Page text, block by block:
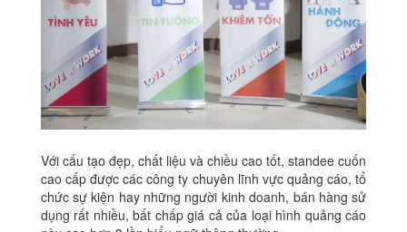
Với cấu tạo đẹp, chất liệu và chiều cao tốt, standee cuốn
cao cấp được các công ty chuyên lĩnh vực quảng cáo, tổ
chức sự kiện hay những người kinh doanh, bán hàng sử
dụng rất nhiều, bất chấp giá cả của loại hình quảng cáo